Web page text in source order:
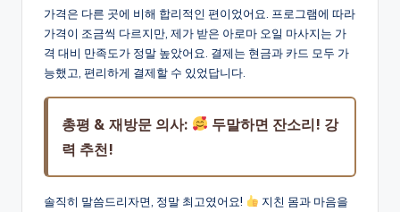
가격은 다른 곳에 비해 합리적인 편이었어요. 프로그램에 따라
가격이 조금씩 다르지만, 제가 받은 아로마 오일 마사지는 가
격 대비 만족도가 정말 높았어요. 결제는 현금과 카드 모두 가
능했고, 편리하게 결제할 수 있었답니다.
총평 & 재방문 의사:
두말하면 잔소리! 강
력 추천!
솔직히 말씀드리자면, 정말 최고였어요!
지친 몸과 마음을